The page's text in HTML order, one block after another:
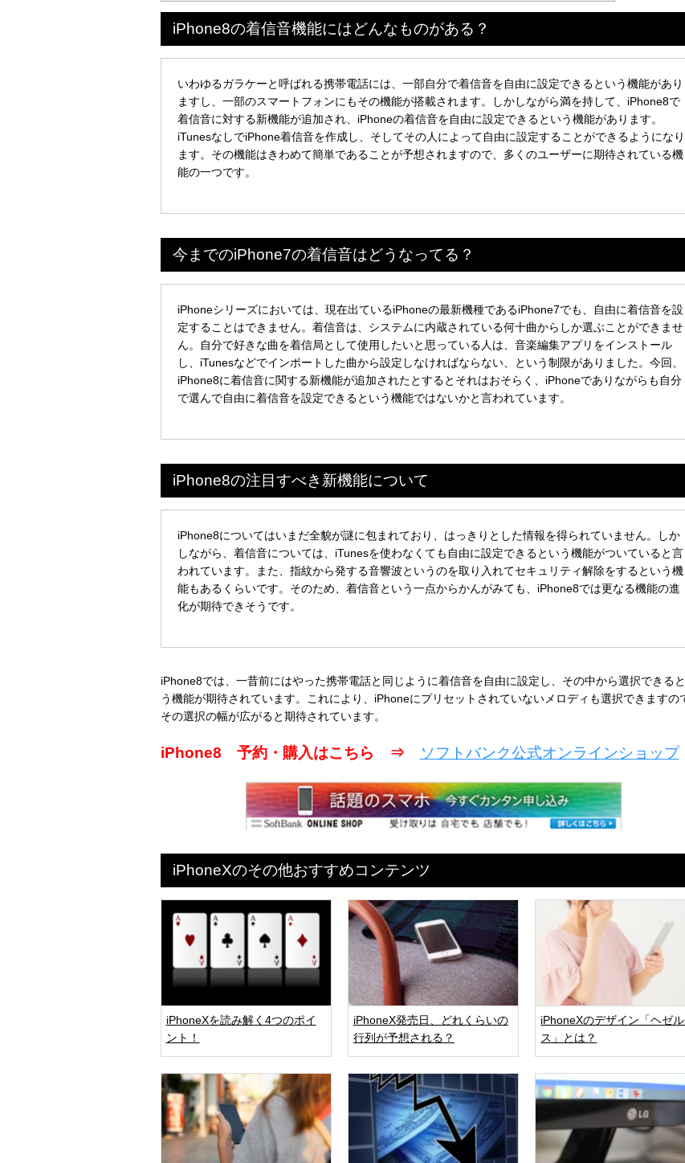
iPhone8の着信音機能にはどんなものがある？
いわゆるガラケーと呼ばれる携帯電話には、一部自分で着信音を自由に設定できるという機能があり
ますし、一部のスマートフォンにもその機能が搭載されます。しかしながら満を持して、iPhone8で
着信音に対する新機能が追加され、iPhoneの着信音を自由に設定できるという機能があります。
iTunesなしでiPhone着信音を作成し、そしてその人によって自由に設定することができるようになり
ます。その機能はきわめて簡単であることが予想されますので、多くのユーザーに期待されている機
能の一つです。
今までのiPhone7の着信音はどうなってる？
iPhoneシリーズにおいては、現在出ているiPhoneの最新機種であるiPhone7でも、自由に着信音を設
定することはできません。着信音は、システムに内蔵されている何十曲からしか選ぶことができませ
ん。自分で好きな曲を着信局として使用したいと思っている人は、音楽編集アプリをインストール
し、iTunesなどでインポートした曲から設定しなければならない、という制限がありました。今回、
iPhone8に着信音に関する新機能が追加されたとするとそれはおそらく、iPhoneでありながらも自分
で選んで自由に着信音を設定できるという機能ではないかと言われています。
iPhone8の注目すべき新機能について
iPhone8についてはいまだ全貌が謎に包まれており、はっきりとした情報を得られていません。しか
しながら、着信音については、iTunesを使わなくても自由に設定できるという機能がついていると言
われています。また、指紋から発する音響波というのを取り入れてセキュリティ解除をするという機
能もあるくらいです。そのため、着信音という一点からかんがみても、iPhone8では更なる機能の進
化が期待できそうです。
iPhone8では、一昔前にはやった携帯電話と同じように着信音を自由に設定し、その中から選択できる
う機能が期待されています。これにより、iPhoneにプリセットされていないメロディも選択できますの
その選択の幅が広がると期待されています。
iPhone8 予約・購入はこちら ⇒ ソフトバンク公式オンラインショップ
iPhoneXのその他おすすめコンテンツ
iPhoneXを読み解く4つのポイ
ント！
iPhoneX発売日、どれくらいの
行列が予想される？
iPhoneXのデザイン「ヘゼ
ス」とは？